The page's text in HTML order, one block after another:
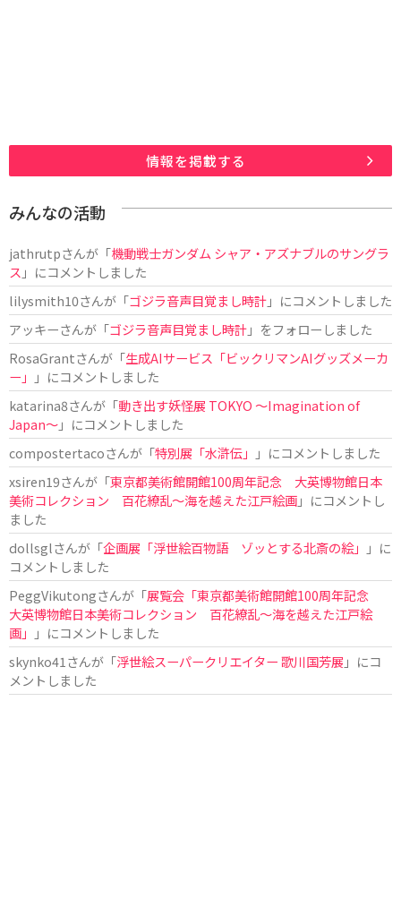
情報を掲載する
みんなの活動
jathrutpさんが「機動戦士ガンダム シャア・アズナブルのサングラ
ス 」にコメントしました
lilysmith10さんが「ゴジラ音声目覚まし時計」にコメントしました
アッキーさんが「ゴジラ音声目覚まし時計」をフォローしました
RosaGrantさんが「生成AIサービス「ビックリマンAIグッズメーカ
ー」
」にコメントしました
katarina8さんが「動き出す妖怪展 TOKYO 〜Imagination of
Japan〜」にコメントしました
compostertacoさんが「特別展「水滸伝」
」にコメントしました
xsiren19さんが「東京都美術館開館100周年記念 大英博物館日本
美術コレクション 百花繚乱～海を越えた江戸絵画」にコメントし
ました
dollsglさんが「企画展「浮世絵百物語 ゾッとする北斎の絵」
」に
コメントしました
PeggVikutongさんが「展覧会「東京都美術館開館100周年記念
大英博物館日本美術コレクション 百花繚乱〜海を越えた江戸絵
画」
」にコメントしました
skynko41さんが「浮世絵スーパークリエイター 歌川国芳展 」にコ
メントしました